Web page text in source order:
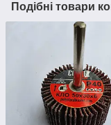
Подібні товари